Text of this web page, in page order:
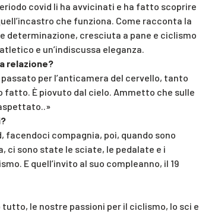
covid li ha avvicinati e ha fatto scoprire
che funziona. Come racconta la
determinazione, cresciuta a pane e ciclismo
e un’indiscussa eleganza.
relazione?
per l’anticamera del cervello, tanto
fatto. È piovuto dal cielo. Ammetto che sulle
facendoci compagnia, poi, quando sono
ci sono state le sciate, le pedalate e i
E quell’invito al suo compleanno, il 19
le nostre passioni per il ciclismo, lo sci e